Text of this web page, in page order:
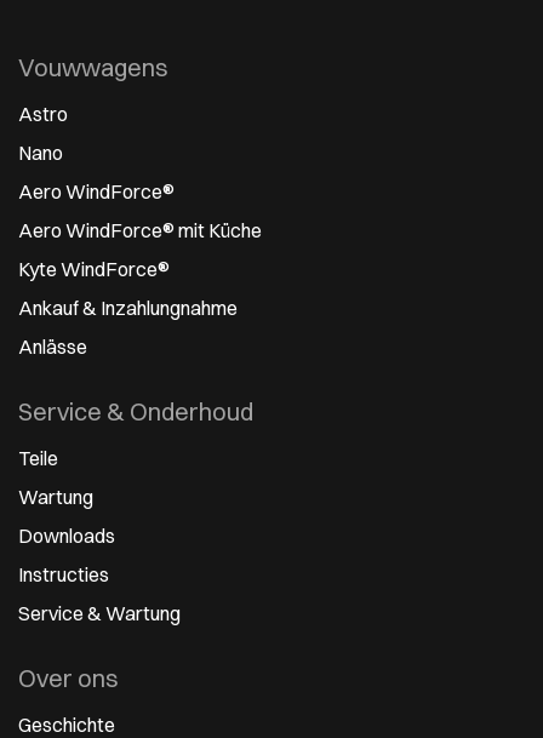
Vouwwagens
Astro
Nano
Aero WindForce®
Aero WindForce® mit Küche
Kyte WindForce®
Ankauf & Inzahlungnahme
Anlässe
Service & Onderhoud
Teile
Wartung
Downloads
Instructies
Service & Wartung
Over ons
Geschichte